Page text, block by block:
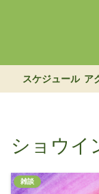
スケジュール ア
ショウイ
雑談